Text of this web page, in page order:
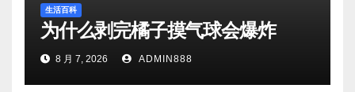
生活百科
为什么剥完橘子摸气球会爆炸
8 月 7, 2026 ADMIN888